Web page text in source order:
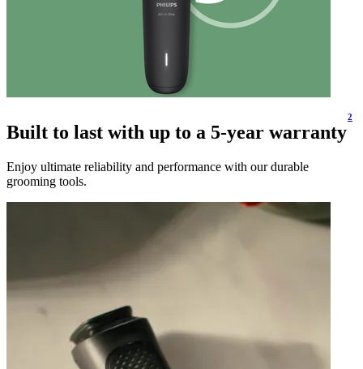
Built to last with up to a 5-year warranty
2
Enjoy ultimate reliability and performance with our durable
grooming tools.